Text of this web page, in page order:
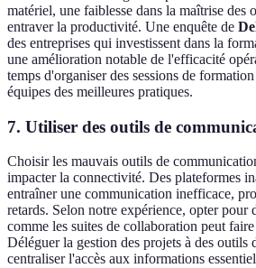
matériel, une faiblesse dans la maîtrise des
entraver la productivité. Une enquête de
des entreprises qui investissent dans la
une amélioration notable de l'efficacité
temps d'organiser des sessions de
équipes des meilleures pratiques.
7. Utiliser des outils de
Choisir les mauvais outils de
impacter la connectivité. Des plateformes
entraîner une communication inefficace,
retards. Selon notre expérience, opter pour
comme les suites de collaboration peut
Déléguer la gestion des projets à des outils
centraliser l'accès aux informations